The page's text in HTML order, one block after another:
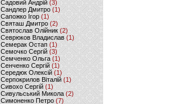
Садовий Андрій (3)
Сандлер Дмитро(1)
Сапожко Ігор(1)
Святаш Дмитро (2)
Святослав Олійник (2)
Севрюков Владислав (1)
Семерак Остап (1)
Семочко Сергій (3)
Семченко Ольга (1)
Сенченко Сергій(1)
Середюк Олексій(1)
Серпокрилов Віталій(1)
Сивохо Сергій(1)
Сивульський Микола(2)
Симоненко Петро(7)